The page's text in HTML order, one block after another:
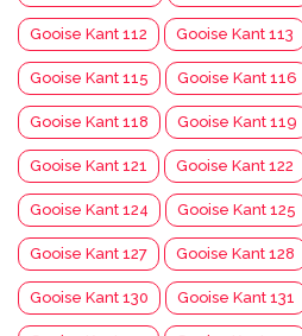
Gooise Kant 112 Gooise Kant 113
Gooise Kant 115 Gooise Kant 116
Gooise Kant 118 Gooise Kant 119
Gooise Kant 121 Gooise Kant 122
Gooise Kant 124 Gooise Kant 125
Gooise Kant 127 Gooise Kant 128
Gooise Kant 130 Gooise Kant 131